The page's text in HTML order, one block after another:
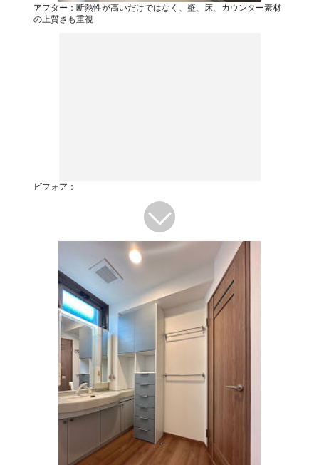
アフター：断熱性が高いだけではなく、壁、床、カウンター素材
の上質さも重視
ビフォア：